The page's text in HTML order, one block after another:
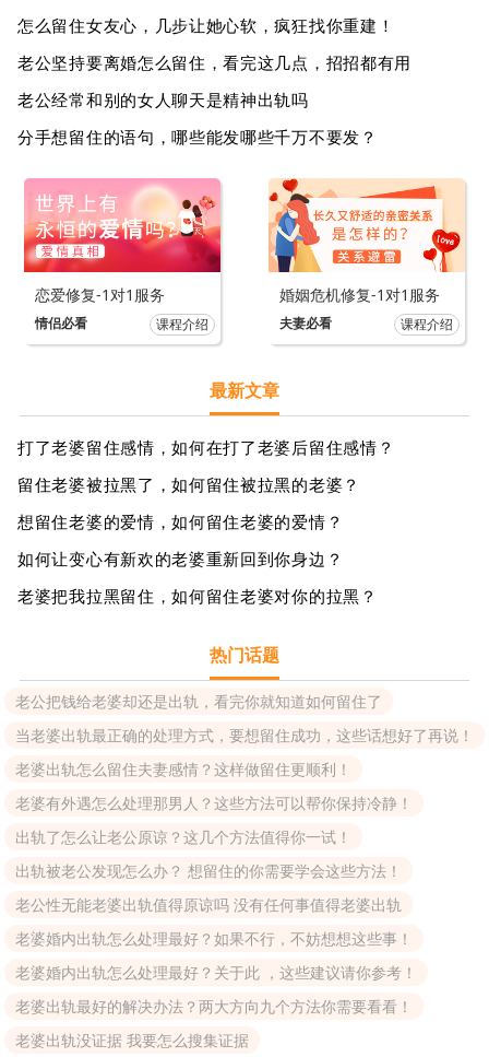
怎么留住女友心，几步让她心软，疯狂找你重建！
老公坚持要离婚怎么留住，看完这几点，招招都有用
老公经常和别的女人聊天是精神出轨吗
分手想留住的语句，哪些能发哪些千万不要发？
恋爱修复-1对1服务
情侣必看 课程介绍
婚姻危机修复-1对1服务
夫妻必看 课程介绍
最新文章
打了老婆留住感情，如何在打了老婆后留住感情？
留住老婆被拉黑了，如何留住被拉黑的老婆？
想留住老婆的爱情，如何留住老婆的爱情？
如何让变心有新欢的老婆重新回到你身边？
老婆把我拉黑留住，如何留住老婆对你的拉黑？
热门话题
老公把钱给老婆却还是出轨，看完你就知道如何留住了
当老婆出轨最正确的处理方式，要想留住成功，这些话想好了再说！
老婆出轨怎么留住夫妻感情？这样做留住更顺利！
老婆有外遇怎么处理那男人？这些方法可以帮你保持冷静！
出轨了怎么让老公原谅？这几个方法值得你一试！
出轨被老公发现怎么办？ 想留住的你需要学会这些方法！
老公性无能老婆出轨值得原谅吗 没有任何事值得老婆出轨
老婆婚内出轨怎么处理最好？如果不行，不妨想想这些事！
老婆婚内出轨怎么处理最好？关于此 ，这些建议请你参考！
老婆出轨最好的解决办法？两大方向九个方法你需要看看！
老婆出轨没证据 我要怎么搜集证据